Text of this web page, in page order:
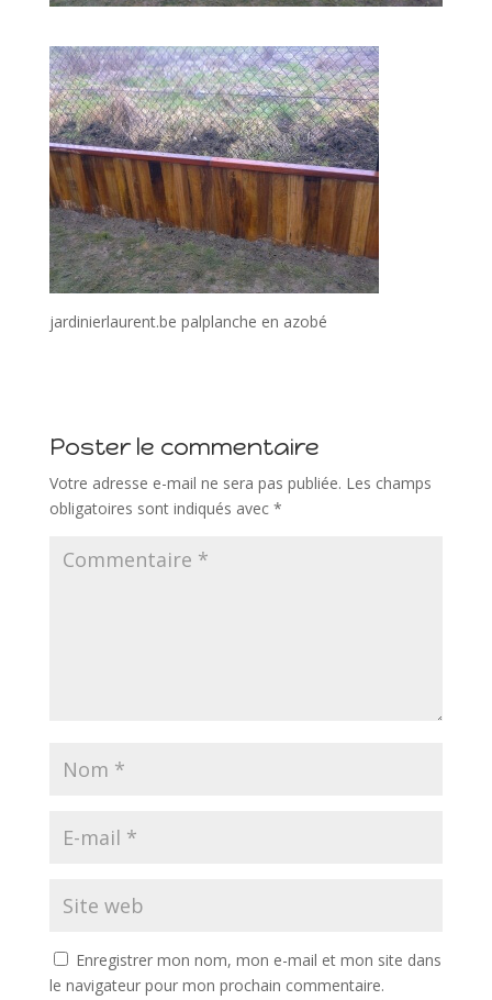
jardinierlaurent.be palplanche en azobé
Poster le commentaire
Votre adresse e-mail ne sera pas publiée. Les champs
obligatoires sont indiqués avec *
Enregistrer mon nom, mon e-mail et mon site dans
le navigateur pour mon prochain commentaire.